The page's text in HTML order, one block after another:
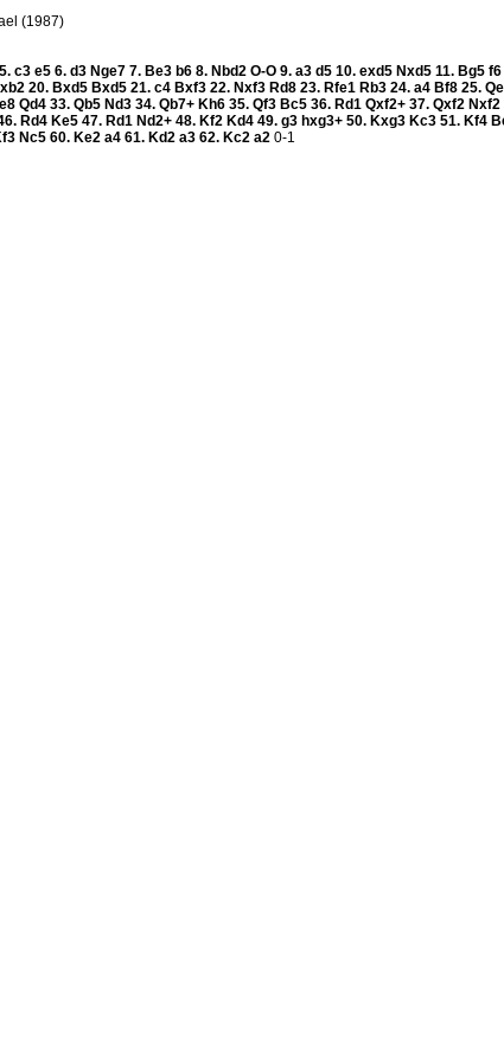
(1987)
5. c3 e5 6. d3 Nge7 7. Be3 b6 8. Nbd2 O-O 9. a3 d5 10. exd5 Nxd5 11. Bg5 f6
20. Bxd5 Bxd5 21. c4 Bxf3 22. Nxf3 Rd8 23. Rfe1 Rb3 24. a4 Bf8 25.
Qd4 33. Qb5 Nd3 34. Qb7+ Kh6 35. Qf3 Bc5 36. Rd1 Qxf2+ 37. Qxf2 Nxf2
Rd4 Ke5 47. Rd1 Nd2+ 48. Kf2 Kd4 49. g3 hxg3+ 50. Kxg3 Kc3 51. Kf4
Nc5 60. Ke2 a4 61. Kd2 a3 62. Kc2 a2 0-1